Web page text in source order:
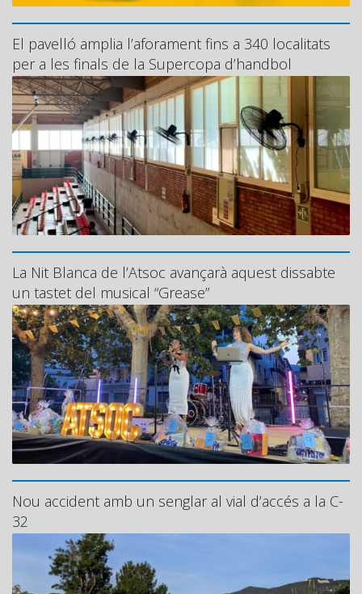
El pavelló amplia l’aforament fins a 340 localitats
per a les finals de la Supercopa d’handbol
La Nit Blanca de l’Atsoc avançarà aquest dissabte
un tastet del musical “Grease”
Nou accident amb un senglar al vial d’accés a la C-
32